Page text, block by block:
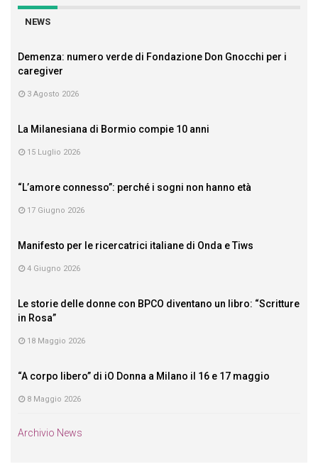
NEWS
Demenza: numero verde di Fondazione Don Gnocchi per i
caregiver
3 Agosto 2026
La Milanesiana di Bormio compie 10 anni
15 Luglio 2026
“L’amore connesso”: perché i sogni non hanno età
17 Giugno 2026
Manifesto per le ricercatrici italiane di Onda e Tiws
4 Giugno 2026
Le storie delle donne con BPCO diventano un libro: “Scritture
in Rosa”
18 Maggio 2026
“A corpo libero” di iO Donna a Milano il 16 e 17 maggio
8 Maggio 2026
Archivio News